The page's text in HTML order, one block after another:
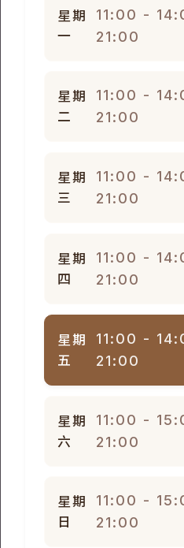
星期
一
11:00 -
21:00
星期
二
11:00 -
21:00
星期
三
11:00 -
21:00
星期
四
11:00 -
21:00
星期
五
11:00 -
21:00
星期
六
11:00 -
21:00
星期
日
11:00 -
21:00